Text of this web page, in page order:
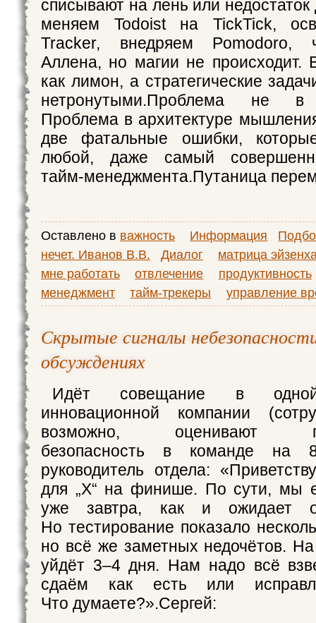
списывают на лень или
меняем Todoist на TickTick,
Tracker, внедряем Pomodoro,
Аллена, но магии не происходит.
как лимон, а стратегические
нетронутыми.Проблема не в
Проблема в архитектуре
две фатальные ошибки,
любой, даже самый
тайм‑менеджмента.Путаница
Оставлено в важность Информация
нечет. Иванов В.В.
Диалог
матрица
мне работать
отвлечение
продуктивность
менеджмент
тайм-трекеры управление
Скрытые сигналы
обсуждениях
Идёт совещание в
инновационной компании
возможно, оценивают
безопасность в команде на
руководитель отдела:
для „Х“ на финише. По сути, мы
уже завтра, как и ожидает
Но тестирование показало
но всё же заметных недочётов.
уйдёт 3–4 дня. Нам надо всё
сдаём как есть или
Что думаете?».Сергей: